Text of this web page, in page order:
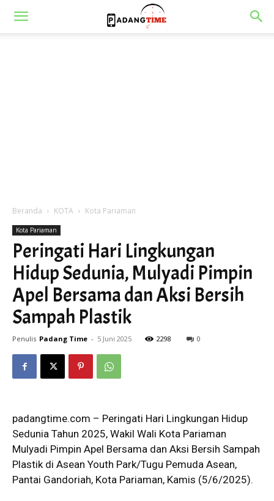
Beranda KOTA Kota Pariaman
Kota Pariaman
Peringati Hari Lingkungan
Hidup Sedunia, Mulyadi Pimpin
Apel Bersama dan Aksi Bersih
Sampah Plastik
Penulis Padang Time - 5 Juni 2025 2298 0
padangtime.com – Peringati Hari Lingkungan Hidup
Sedunia Tahun 2025, Wakil Wali Kota Pariaman
Mulyadi Pimpin Apel Bersama dan Aksi Bersih Sampah
Plastik di Asean Youth Park/Tugu Pemuda Asean,
Pantai Gandoriah, Kota Pariaman, Kamis (5/6/2025).